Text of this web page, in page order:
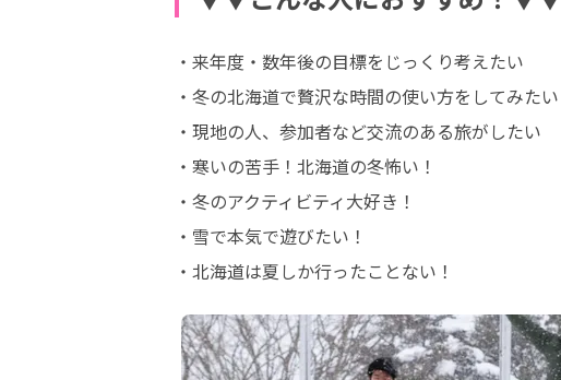
・来年度・数年後の目標をじっくり考えたい
・冬の北海道で贅沢な時間の使い方をしてみたい
・現地の人、参加者など交流のある旅がしたい
・寒いの苦手！北海道の冬怖い！
・冬のアクティビティ大好き！
・雪で本気で遊びたい！
・北海道は夏しか行ったことない！